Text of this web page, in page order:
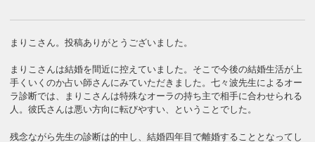
まりこさん。投稿ありがとうございました。
まりこさんは結婚を間近に控えていました。そこで今後の結婚生活が上
手くいくのか占い師さんにみていただきました。七々波先生によるオー
ラ診断では、まりこさんは特殊なオーラの持ち主で相手に合わせられる
人。彼氏さんは悪い方向に転びやすい、ということでした。
残念ながら先生の診断は的中し、結婚四年目で離婚することとなってし